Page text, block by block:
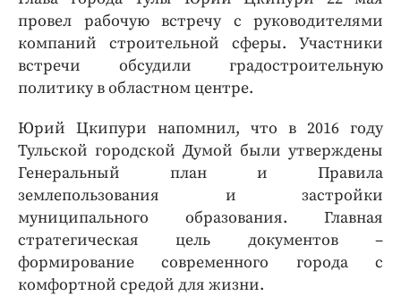
провел рабочую встречу с руководителями
компаний строительной сферы. Участники
встречи обсудили градостроительную
политику в областном центре.
Юрий Цкипури напомнил, что в 2016 году
Тульской городской Думой были утверждены
Генеральный план и Правила
землепользования и застройки
муниципального образования. Главная
стратегическая цель документов –
формирование современного города с
комфортной средой для жизни.